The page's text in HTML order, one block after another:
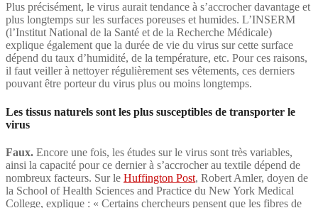
Plus précisément, le virus aurait tendance à s’accrocher davantage et
plus longtemps sur les surfaces poreuses et humides. L’INSERM
(l’Institut National de la Santé et de la Recherche Médicale)
explique également que la durée de vie du virus sur cette surface
dépend du taux d’humidité, de la température, etc. Pour ces raisons,
il faut veiller à nettoyer régulièrement ses vêtements, ces derniers
pouvant être porteur du virus plus ou moins longtemps.
Les tissus naturels sont les plus susceptibles de transporter le
virus
Faux. Encore une fois, les études sur le virus sont très variables,
ainsi la capacité pour ce dernier à s’accrocher au textile dépend de
nombreux facteurs. Sur le Huffington Post, Robert Amler, doyen de
la School of Health Sciences and Practice du New York Medical
College, explique : « Certains chercheurs pensent que les fibres de